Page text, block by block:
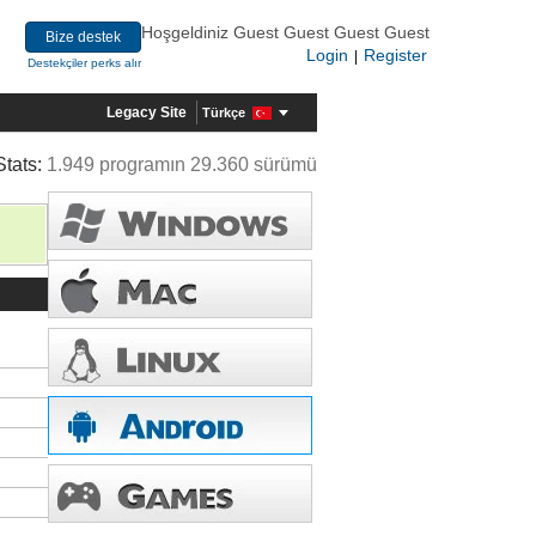
Bize destek
Destekçiler perks alır
Hoşgeldiniz Guest Guest Guest Guest
Login
Register
Legacy Site Türkçe
1.949 programın 29.360 sürümü